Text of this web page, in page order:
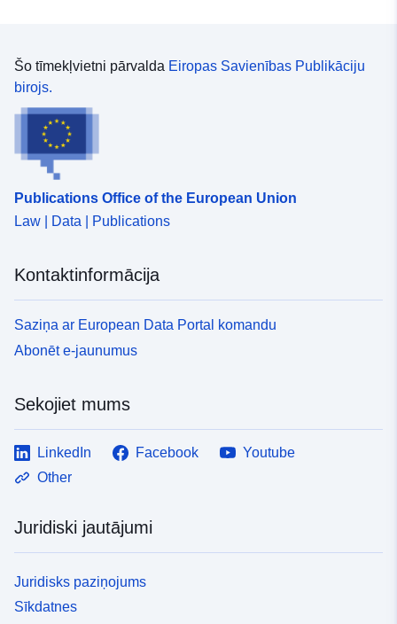
Piekļuves
tiesības:
public
Uzkrāšanas
periodiskums:
http://publications.europa.eu/
type/STATISTICAL
Šo tīmekļvietni pārvalda Eiropas Savienības Publikāciju
birojs.
Publications Office of the European Union
Law | Data | Publications
Kontaktinformācija
Saziņa ar European Data Portal komandu
Abonēt e-jaunumus
Sekojiet mums
LinkedIn Facebook
Youtube
Other
Juridiski jautājumi
Juridisks paziņojums
Sīkdatnes